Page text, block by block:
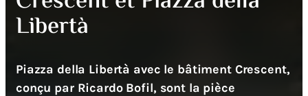
Libertà
Piazza della Libertà avec le bâtiment Crescent,
conçu par Ricardo Bofil, sont la pièce